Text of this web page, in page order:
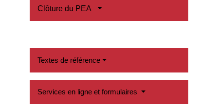
Clôture du PEA
Textes de référence
Services en ligne et formulaires